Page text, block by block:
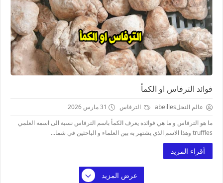
فوائد الترفاس او الكمأ
عالم النحلabeilles الترفاس
31 مارس 2026
ما هو الترفاس و ما هي فوائده يعرف الكمأ باسم الترفاس نسبة الى اسمه العلمي
truffles وهذا الاسم الذي يشتهر به بين العلماء و الباحثين في شما...
أقراء المزيد
عرض المزيد